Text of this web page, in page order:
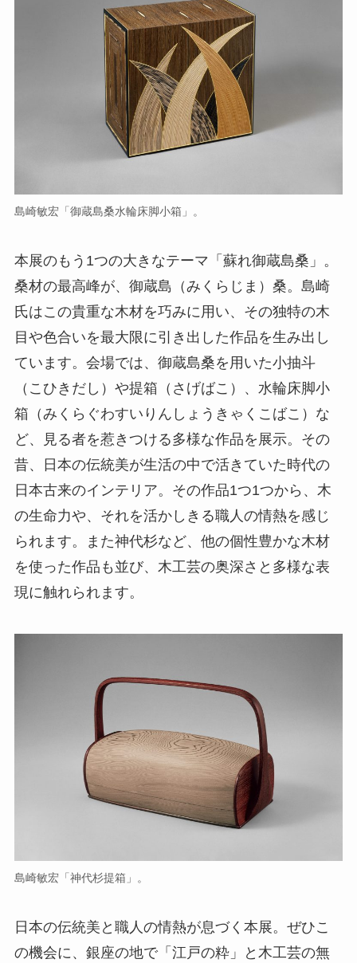
島崎敏宏「御蔵島桑水輪床脚小箱」。
本展のもう1つの大きなテーマ「蘇れ御蔵島桑」。
桑材の最高峰が、御蔵島（みくらじま）桑。島崎
氏はこの貴重な木材を巧みに用い、その独特の木
目や色合いを最大限に引き出した作品を生み出し
ています。会場では、御蔵島桑を用いた小抽斗
（こひきだし）や提箱（さげばこ）、水輪床脚小
箱（みくらぐわすいりんしょうきゃくこばこ）な
ど、見る者を惹きつける多様な作品を展示。その
昔、日本の伝統美が生活の中で活きていた時代の
日本古来のインテリア。その作品1つ1つから、木
の生命力や、それを活かしきる職人の情熱を感じ
られます。また神代杉など、他の個性豊かな木材
を使った作品も並び、木工芸の奥深さと多様な表
現に触れられます。
島崎敏宏「神代杉提箱」。
日本の伝統美と職人の情熱が息づく本展。ぜひこ
の機会に、銀座の地で「江戸の粋」と木工芸の無